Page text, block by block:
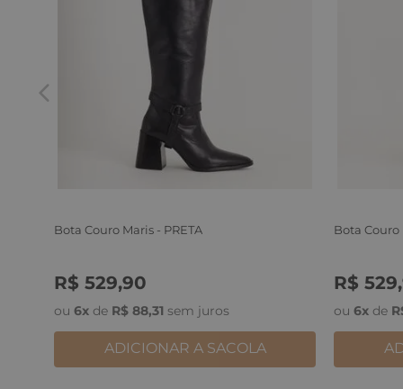
Bota Couro Maris - PRETA
R$ 529,90
ou 6x de R$ 88,31 sem juros
36
ADICIONAR A SACOLA
Bota Couro
R$ 529,
ou 6x de